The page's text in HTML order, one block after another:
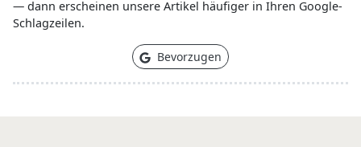
— dann erscheinen unsere Artikel häufiger in Ihren Google-
Schlagzeilen.
Bevorzugen